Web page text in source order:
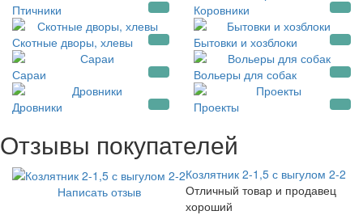
Птичники
Коровники
Скотные дворы, хлевы
Бытовки и хозблоки
Сараи
Вольеры для собак
Дровники
Проекты
Отзывы покупателей
Написать отзыв
Козлятник 2-1,5 с выгулом 2-2
Отличный товар и продавец
хороший